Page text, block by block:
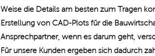
Weise die Details am besten zum Tragen
Erstellung von CAD-Plots für die
Ansprechpartner, wenn es darum geht,
Für unsere Kunden ergeben sich dadurch